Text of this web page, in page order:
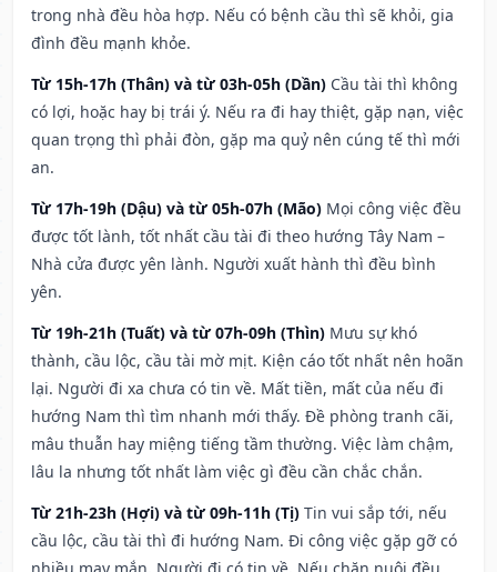
trong nhà đều hòa hợp. Nếu có bệnh cầu thì sẽ khỏi, gia
đình đều mạnh khỏe.
Từ 15h-17h (Thân) và từ 03h-05h (Dần) Cầu tài thì không
có lợi, hoặc hay bị trái ý. Nếu ra đi hay thiệt, gặp nạn, việc
quan trọng thì phải đòn, gặp ma quỷ nên cúng tế thì mới
an.
Từ 17h-19h (Dậu) và từ 05h-07h (Mão) Mọi công việc đều
được tốt lành, tốt nhất cầu tài đi theo hướng Tây Nam –
Nhà cửa được yên lành. Người xuất hành thì đều bình
yên.
Từ 19h-21h (Tuất) và từ 07h-09h (Thìn) Mưu sự khó
thành, cầu lộc, cầu tài mờ mịt. Kiện cáo tốt nhất nên hoãn
lại. Người đi xa chưa có tin về. Mất tiền, mất của nếu đi
hướng Nam thì tìm nhanh mới thấy. Đề phòng tranh cãi,
mâu thuẫn hay miệng tiếng tầm thường. Việc làm chậm,
lâu la nhưng tốt nhất làm việc gì đều cần chắc chắn.
Từ 21h-23h (Hợi) và từ 09h-11h (Tị) Tin vui sắp tới, nếu
cầu lộc, cầu tài thì đi hướng Nam. Đi công việc gặp gỡ có